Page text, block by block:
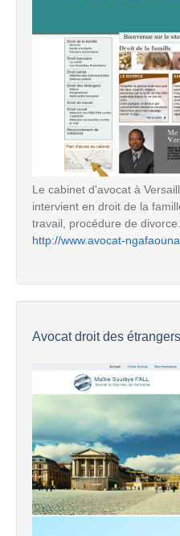
Le cabinet d'avocat à
intervient en droit de la
travail, procédure de
http://www.avocat-
Avocat droit des